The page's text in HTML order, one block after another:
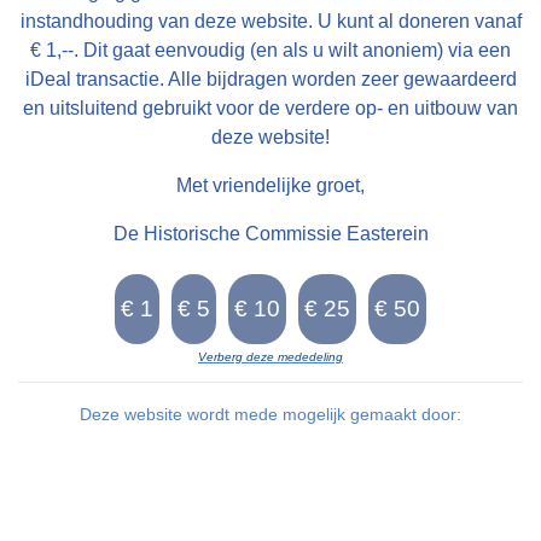
dat doe." Dejongerein kriget in idee fan de
tinkwrâld dêr't de Grifformearden fan Easterein
foarhinne yn libben. In byld fan de lêste fyftichjier
krije wy troch it libbene getugenis dat in tal
(âld)leden fan dizze tsjerke üs yn in
fraachpetearjoegen. It ferhaal beslüt mei it
fan 1992 yn Zeist hâlden mei inkelde dûmnys
en har froulju dy't de Eastereinder gemeente
tsjinnen. Fan Mefrou Tiemens en Mefrou Van
Gaalen-Alberts kligen we in prachtich ferhaal oer
har ûnderfinings út de Eastereinder tiid.
instandhouding van deze website. U kunt al doneren vanaf
€ 1,--. Dit gaat eenvoudig (en als u wilt anoniem) via een
iDeal transactie. Alle bijdragen worden zeer gewaardeerd
en uitsluitend gebruikt voor de verdere op- en uitbouw van
deze website!
Met vriendelijke groet,
De Historische Commissie Easterein
Verberg deze mededeling
Deze website wordt mede mogelijk gemaakt door: